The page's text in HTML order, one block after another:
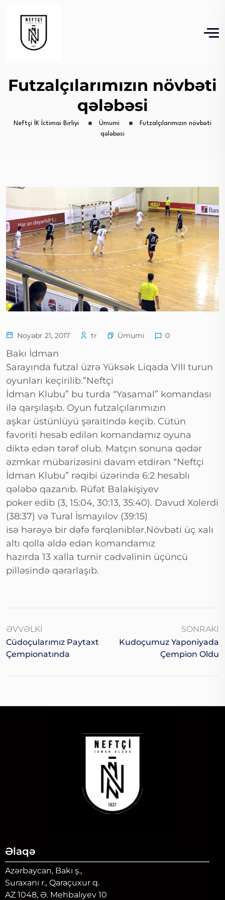
Futzalçılarımızın növbəti
qələbəsi
Neftçi İK İctimai Birliyi Ümumi
Futzalçılarımızın növbəti
qələbəsi
Noyabr 21, 2017 tr Ümumi 0
Bakı İdman
Sarayında futzal üzrə Yüksək Liqada VIII turun
oyunları keçirilib.”Neftçi
İdman Klubu” bu turda “Yasamal” komandası
ilə qarşılaşıb. Oyun futzalçılarımızın
aşkar üstünlüyü şəraitində keçib. Cütün
favoriti hesab edilən komandamız oyuna
diktə edən tərəf olub. Matçın sonuna qədər
əzmkar mübarizəsini davam etdirən “Neftçi
İdman Klubu” rəqibi üzərində 6:2 hesablı
qələbə qazanıb. Rüfət Balakişiyev
poker edib (3, 15:04, 30:13, 35:40). Davud Xolerdi
(38:37) və Tural İsmayılov (39:15)
isə hərəyə bir dəfə fərqləniblər.Növbəti üç xalı
altı qolla əldə edən komandamız
hazırda 13 xalla turnir cədvəlinin üçüncü
pilləsində qərarlaşıb.
ƏVVƏLKI
Cüdoçularımız Paytaxt
Çempionatında
SONRAKI
Kudoçumuz Yaponiyada
Çempion Oldu
Əlaqə
Azərbaycan, Bakı ş.,
Suraxanı r., Qaraçuxur q.
AZ 1048, Ə. Mehbalıyev 10